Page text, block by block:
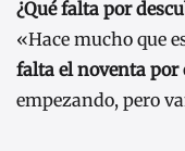
¿Qué falta por
«Hace mucho que
falta el noventa
empezando, pero